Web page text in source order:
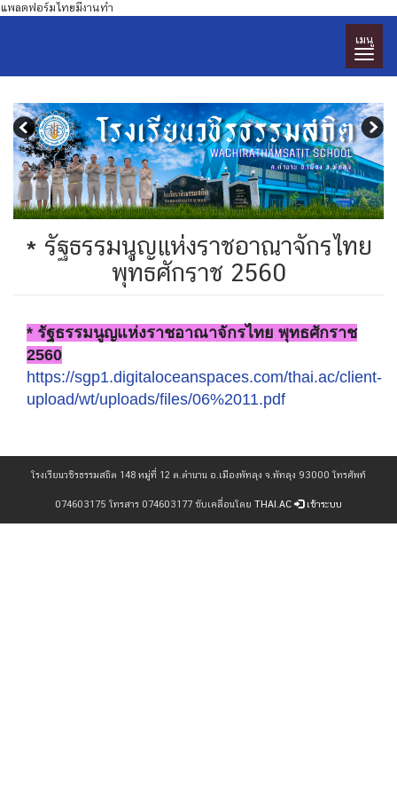
แพลตฟอร์มไทยมีงานทำ
เมนู
* รัฐธรรมนูญแห่งราชอาณาจักรไทย
พุทธศักราช 2560
* รัฐธรรมนูญแห่งราชอาณาจักรไทย พุทธศักราช
2560
https://sgp1.digitaloceanspaces.com/thai.ac/client-
upload/wt/uploads/files/06%2011.pdf
โรงเรียนวชิรธรรมสถิต 148 หมู่ที่ 12 ต.ตำนาน อ.เมืองพัทลุง จ.พัทลุง 93000 โทรศัพท์
074603175 โทรสาร 074603177 ขับเคลื่อนโดย THAI.AC เข้าระบบ